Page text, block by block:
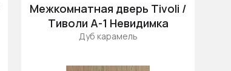
Cначала новинки
Cначала скидки
Межкомнатная дверь Tivoli /
Тиволи А-1 Невидимка
Дуб карамель